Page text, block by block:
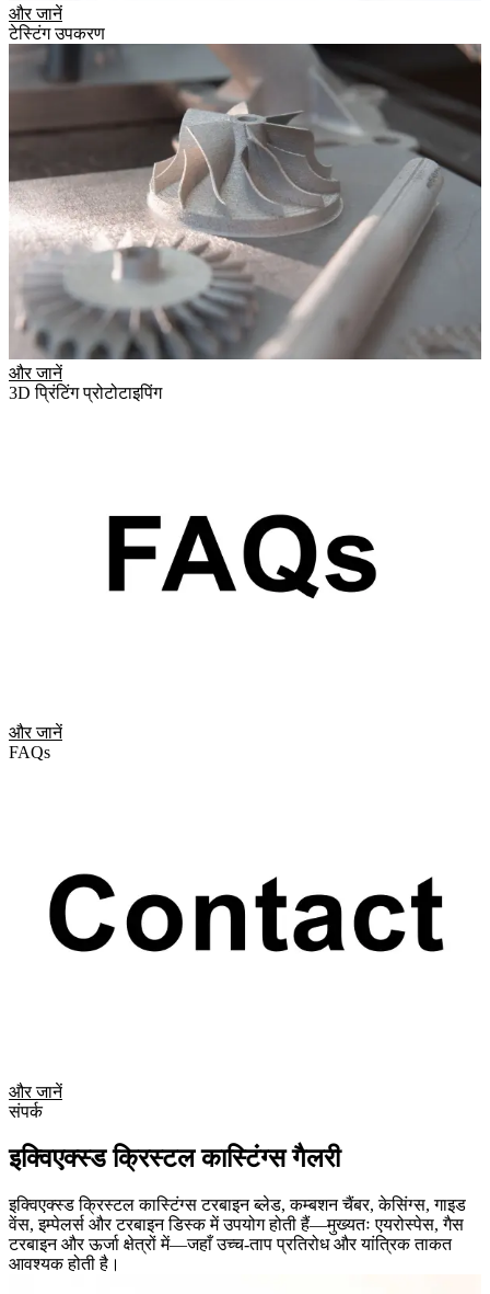
और जानें
टेस्टिंग उपकरण
और जानें
3D प्रिंटिंग प्रोटोटाइपिंग
और जानें
FAQs
और जानें
संपर्क
इक्विएक्स्ड क्रिस्टल कास्टिंग्स गैलरी
इक्विएक्स्ड क्रिस्टल कास्टिंग्स टरबाइन ब्लेड, कम्बशन चैंबर, केसिंग्स, गाइड
वेंस, इम्पेलर्स और टरबाइन डिस्क में उपयोग होती हैं—मुख्यतः एयरोस्पेस, गैस
टरबाइन और ऊर्जा क्षेत्रों में—जहाँ उच्च-ताप प्रतिरोध और यांत्रिक ताकत
आवश्यक होती है।